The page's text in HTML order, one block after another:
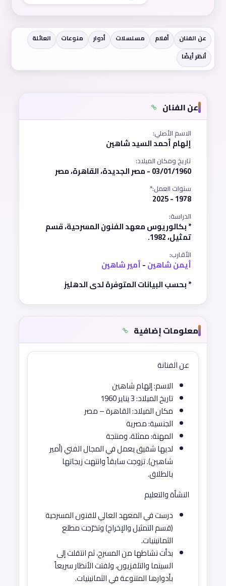
عن الفنان أفلام مسلسلات أدوار منوعات
العائلة
أنظر أيضًا
عن الفنان
الاسم الأصلي:
إلهام أحمد السيد شاهين
تاريخ ومكان الميلاد:
03/01/1960 - مصر الجديدة، القاهرة، مصر
سنوات العمل:*
1978 - 2025
الدراسة:
* بكالوريوس معهد الفنون المسرحية، قسم
تمثيل، 1982.
الأقارب:
أيمن شاهين-أمير شاهين
* بحسب البيانات المتوفرة لدى الدهليز
معلومات إضافية
عن الفنانة
الاسم: إلهام شاهين
تاريخ الميلاد: 3 يناير 1960
مكان الميلاد: القاهرة – مصر
الجنسية: مصرية
المهنة: ممثلة، ومنتجة
لديها شقيق يعمل في المجال الفني (أمير
شاهين). تزوجت سابقاً وانتهت زيجاتها
بالطلاق.
النشأة والتعليم
درست في المعهد العالي للفنون المسرحية
(قسم التمثيل والإخراج) وتخرّجت مطلع
الثمانينيات.
بدأت نشاطها من المسرح، ثم انتقلت إلى
السينما والتلفزيون، ولفتت الأنظار سريعاً
بأدوارها المتنوعة في الثمانينيات.